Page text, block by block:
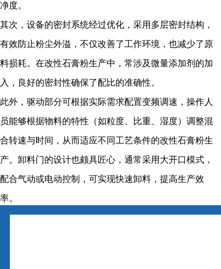
净度。
其次，设备的密封系统经过优化，采用多层密封结构，
有效防止粉尘外溢，不仅改善了工作环境，也减少了原
料损耗。在改性石膏粉生产中，常涉及微量添加剂的加
入，良好的密封性确保了配比的准确性。
此外，驱动部分可根据实际需求配置变频调速，操作人
员能够根据物料的特性（如粒度、比重、湿度）调整混
合转速与时间，从而适应不同工艺条件的改性石膏粉生
产。卸料门的设计也颇具匠心，通常采用大开口模式，
配合气动或电动控制，可实现快速卸料，提高生产效
率。